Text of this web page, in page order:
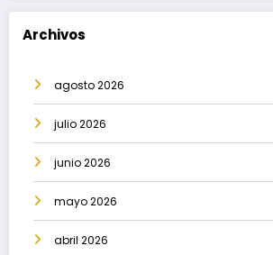
Archivos
agosto 2026
julio 2026
junio 2026
mayo 2026
abril 2026